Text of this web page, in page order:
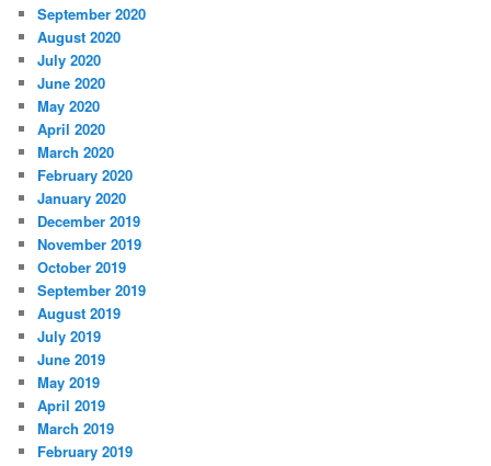
September 2020
August 2020
July 2020
June 2020
May 2020
April 2020
March 2020
February 2020
January 2020
December 2019
November 2019
October 2019
September 2019
August 2019
July 2019
June 2019
May 2019
April 2019
March 2019
February 2019